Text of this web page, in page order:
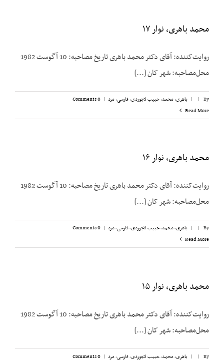
محمد باهری، نوار ۱۷
روایت‌کننده: آقای دکتر محمد باهری تاریخ مصاحبه: 10 آگوست 1982
محل‌مصاحبه: شهر کان [...]
By
|
| باهری، محمد,حبیب لاجوردی,فارسی,مرد |
0 Comments
Read More
محمد باهری، نوار ۱۶
روایت‌کننده: آقای دکتر محمد باهری تاریخ مصاحبه: 10 آگوست 1982
محل‌مصاحبه: شهر کان [...]
By
|
| باهری، محمد,حبیب لاجوردی,فارسی,مرد |
0 Comments
Read More
محمد باهری، نوار ۱۵
روایت‌کننده: آقای دکتر محمد باهری تاریخ مصاحبه: 10 آگوست 1982
محل‌مصاحبه: شهر کان [...]
By
|
| باهری، محمد,حبیب لاجوردی,فارسی,مرد |
0 Comments